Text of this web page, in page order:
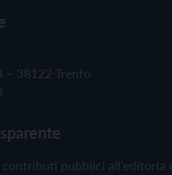
– 38122 Trento
contributi pubblici all'editoria